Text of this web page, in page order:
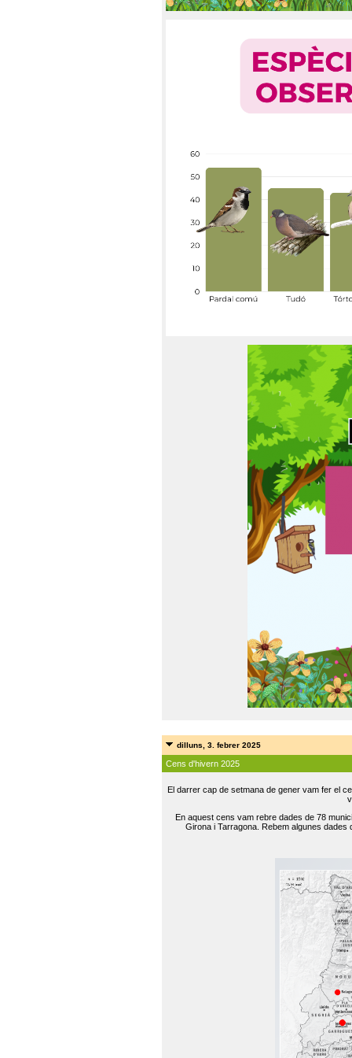
dilluns, 3. febrer 2025
Cens d'hivern 2025
El darrer cap de setmana de gener vam fer el
En aquest cens vam rebre dades de 78
Girona i Tarragona. Rebem algunes